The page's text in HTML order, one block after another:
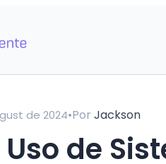
de 2024•Por Jackson
de